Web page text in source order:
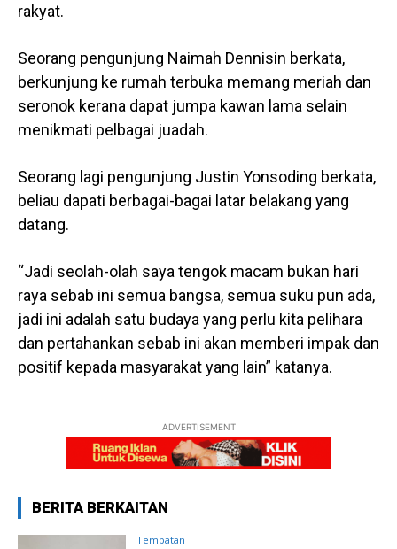
rakyat.
Seorang pengunjung Naimah Dennisin berkata,
berkunjung ke rumah terbuka memang meriah dan
seronok kerana dapat jumpa kawan lama selain
menikmati pelbagai juadah.
Seorang lagi pengunjung Justin Yonsoding berkata,
beliau dapati berbagai-bagai latar belakang yang
datang.
“Jadi seolah-olah saya tengok macam bukan hari
raya sebab ini semua bangsa, semua suku pun ada,
jadi ini adalah satu budaya yang perlu kita pelihara
dan pertahankan sebab ini akan memberi impak dan
positif kepada masyarakat yang lain” katanya.
ADVERTISEMENT
BERITA BERKAITAN
Tempatan